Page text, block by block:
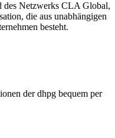
des Netzwerks CLA Global,
die aus unabhängigen
besteht.
der dhpg bequem per